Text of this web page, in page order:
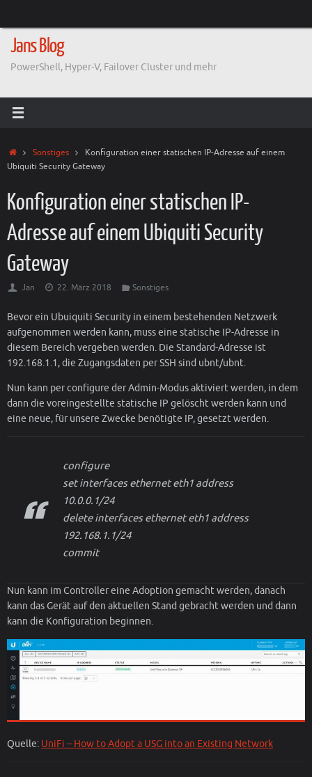
springen
Jans Blog
PowerShell, Hyper-V, Failover Cluster und mehr
StartSonstiges
Konfiguration einer statischen IP-Adresse auf einem
Ubiquiti Security Gateway
Konfiguration einer statischen IP-
Adresse auf einem Ubiquiti Security
Gateway
Jan 22. März 2018 Sonstiges
Bevor ein Ubuiquiti Security in einem bestehenden Netzwerk
aufgenommen werden kann, muss eine statische IP-Adresse in
diesem Bereich vergeben werden. Die Standard-Adresse ist
192.168.1.1, die Zugangsdaten per SSH sind ubnt/ubnt.
Nun kann per configure der Admin-Modus aktiviert werden, in dem
dann die voreingestellte statische IP gelöscht werden kann und
eine neue, für unsere Zwecke benötigte IP, gesetzt werden.
configure
set interfaces ethernet eth1 address
10.0.0.1/24
delete interfaces ethernet eth1 address
192.168.1.1/24
commit
Nun kann im Controller eine Adoption gemacht werden, danach
kann das Gerät auf den aktuellen Stand gebracht werden und dann
kann die Konfiguration beginnen.
Quelle: UniFi – How to Adopt a USG into an Existing Network